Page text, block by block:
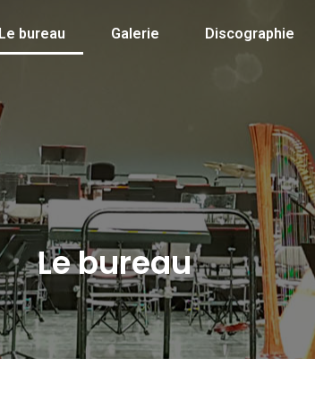
Le bureau Galerie Discographie
Le bureau